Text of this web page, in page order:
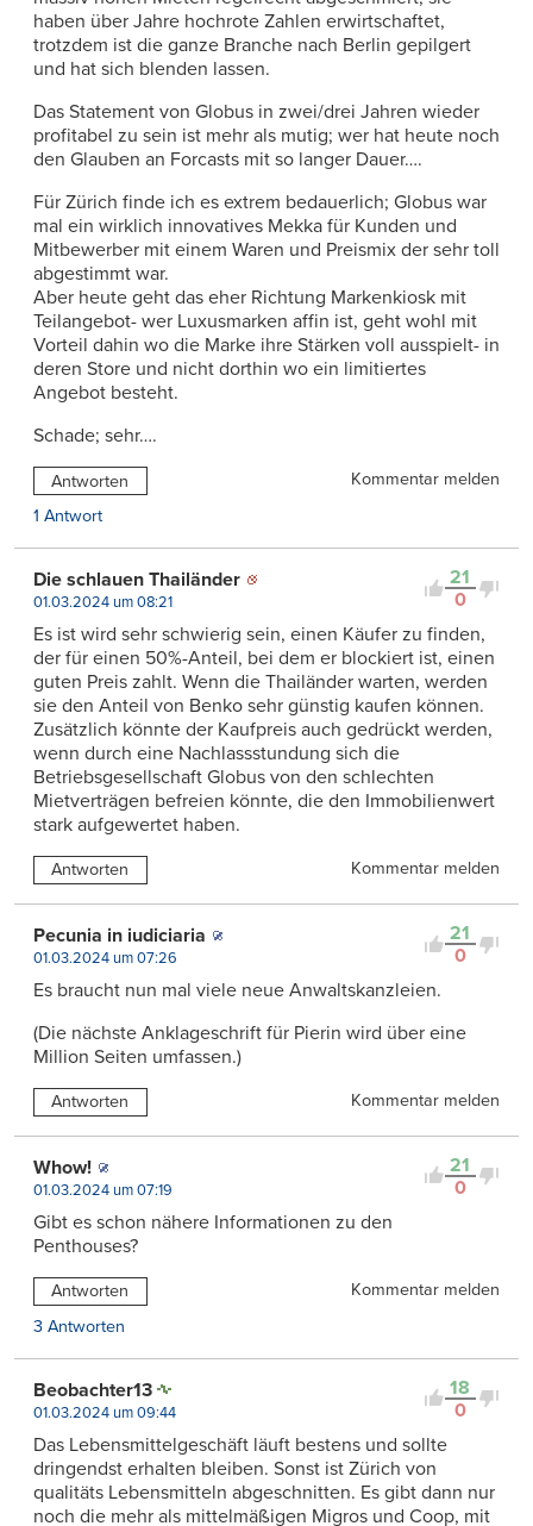
haben über Jahre hochrote Zahlen erwirtschaftet,
trotzdem ist die ganze Branche nach Berlin gepilgert
und hat sich blenden lassen.
Das Statement von Globus in zwei/drei Jahren wieder
profitabel zu sein ist mehr als mutig; wer hat heute noch
den Glauben an Forcasts mit so langer Dauer….
Für Zürich finde ich es extrem bedauerlich; Globus war
mal ein wirklich innovatives Mekka für Kunden und
Mitbewerber mit einem Waren und Preismix der sehr toll
abgestimmt war.
Aber heute geht das eher Richtung Markenkiosk mit
Teilangebot- wer Luxusmarken affin ist, geht wohl mit
Vorteil dahin wo die Marke ihre Stärken voll ausspielt- in
deren Store und nicht dorthin wo ein limitiertes
Angebot besteht.
Schade; sehr….
Antworten
Kommentar melden
1 Antwort
21
0
Die schlauen Thailänder
01.03.2024 um 08:21
Es ist wird sehr schwierig sein, einen Käufer zu finden,
der für einen 50%-Anteil, bei dem er blockiert ist, einen
guten Preis zahlt. Wenn die Thailänder warten, werden
sie den Anteil von Benko sehr günstig kaufen können.
Zusätzlich könnte der Kaufpreis auch gedrückt werden,
wenn durch eine Nachlassstundung sich die
Betriebsgesellschaft Globus von den schlechten
Mietverträgen befreien könnte, die den Immobilienwert
stark aufgewertet haben.
Antworten Kommentar melden
21
0
Pecunia in iudiciaria
01.03.2024 um 07:26
Es braucht nun mal viele neue Anwaltskanzleien.
(Die nächste Anklageschrift für Pierin wird über eine
Million Seiten umfassen.)
Antworten Kommentar melden
21
0
Whow!
01.03.2024 um 07:19
Gibt es schon nähere Informationen zu den
Penthouses?
Antworten
Kommentar melden
3 Antworten
18
0
Beobachter13
01.03.2024 um 09:44
Das Lebensmittelgeschäft läuft bestens und sollte
dringendst erhalten bleiben. Sonst ist Zürich von
qualitäts Lebensmitteln abgeschnitten. Es gibt dann nur
noch die mehr als mittelmäßigen Migros und Coop, mit